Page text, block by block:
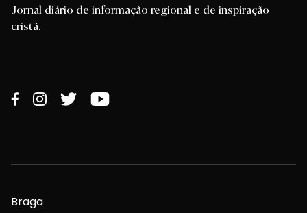
Jornal diário de informação regional e de inspiração
cristã.
Braga